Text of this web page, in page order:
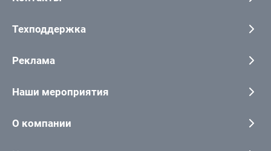
Техподдержка
Реклама
Наши мероприятия
О компании